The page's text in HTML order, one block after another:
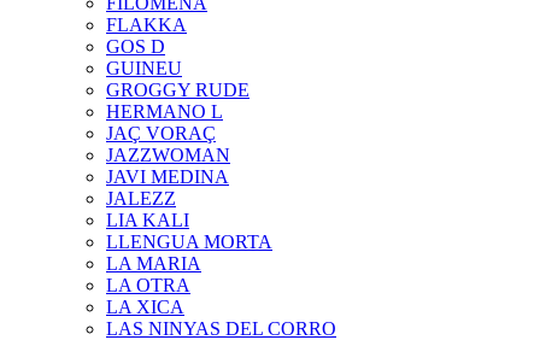
FLAKKA
GOS D
GUINEU
GROGGY RUDE
HERMANO L
JAÇ VORAÇ
JAZZWOMAN
JAVI MEDINA
JALEZZ
LIA KALI
LLENGUA MORTA
LA MARIA
LA OTRA
LA XICA
LAS NINYAS DEL CORRO